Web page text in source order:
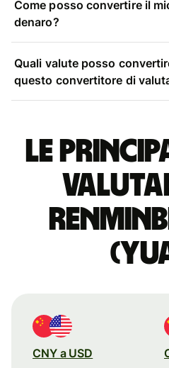
Come posso convertire il
denaro?
Quali valute posso
questo convertitore di
Le
CNY a USD